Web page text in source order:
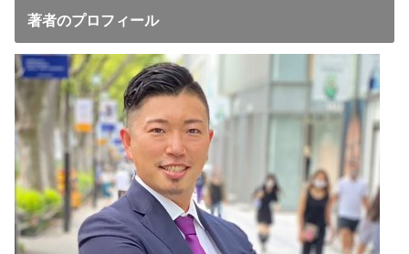
著者のプロフィール